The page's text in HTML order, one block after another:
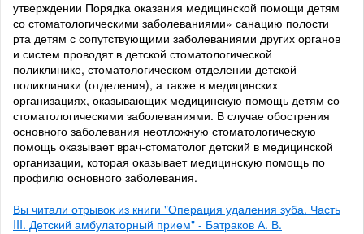
утверждении Порядка оказания медицинской помощи детям
со стоматологическими заболеваниями» санацию полости
рта детям с сопутствующими заболеваниями других органов
и систем проводят в детской стоматологической
поликлинике, стоматологическом отделении детской
поликлиники (отделения), а также в медицинских
организациях, оказывающих медицинскую помощь детям со
стоматологическими заболеваниями. В случае обострения
основного заболевания неотложную стоматологическую
помощь оказывает врач-стоматолог детский в медицинской
организации, которая оказывает медицинскую помощь по
профилю основного заболевания.
Вы читали отрывок из книги "Операция удаления зуба. Часть
III. Детский амбулаторный прием" - Батраков А. В.